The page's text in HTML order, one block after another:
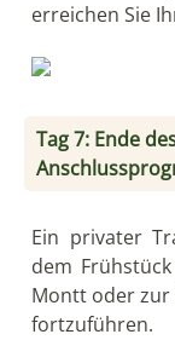
erreichen Sie
Tag 7: Ende
Ein privater
dem
Montt oder zur
fortzuführen.